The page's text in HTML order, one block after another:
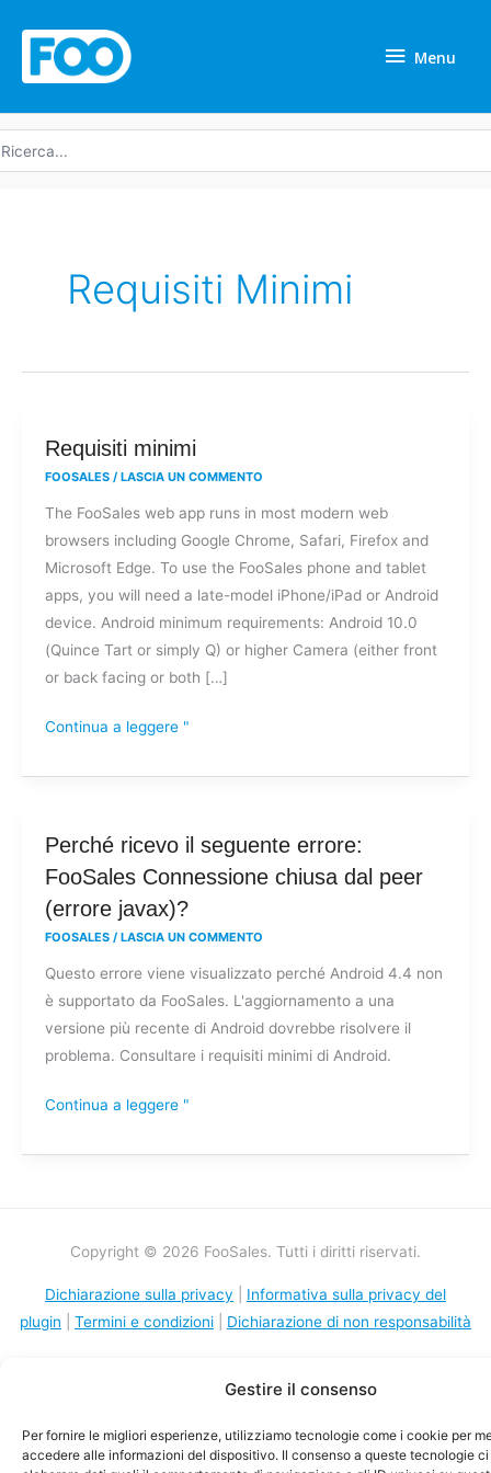
Gestire il consenso
Per fornire le migliori esperienze, utilizziamo tecnologie come i cookie per
accedere alle informazioni del dispositivo. Il consenso a queste tecnologie
contenuto
Menu
Requisiti Minimi
Requisiti minimi
FOOSALES / LASCIA UN COMMENTO
The FooSales web app runs in most modern web
browsers including Google Chrome, Safari, Firefox and
Microsoft Edge. To use the FooSales phone and tablet
apps, you will need a late-model iPhone/iPad or Android
device. Android minimum requirements: Android 10.0
(Quince Tart or simply Q) or higher Camera (either front
or back facing or both […]
Requisiti
minimi
Continua a leggere "
Perché ricevo il seguente errore:
FooSales Connessione chiusa dal peer
(errore javax)?
FOOSALES / LASCIA UN COMMENTO
Questo errore viene visualizzato perché Android 4.4 non
è supportato da FooSales. L'aggiornamento a una
versione più recente di Android dovrebbe risolvere il
problema. Consultare i requisiti minimi di Android.
Perché
ricevo
il
seguente
FooSales
Connessione
chiusa
dal
(errore
Continua a leggere "
Copyright © 2026 FooSales. Tutti i diritti riservati.
Dichiarazione sulla privacy
Informativa sulla privacy del
plugin
Termini e condizioni Dichiarazione di non responsabilità